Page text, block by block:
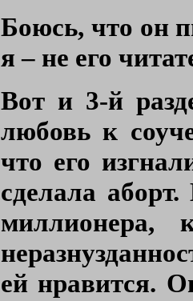
Боюсь, что он
я – не его
Вот и 3-й
любовь к
что его
сделала
миллионера,
ей нравится.